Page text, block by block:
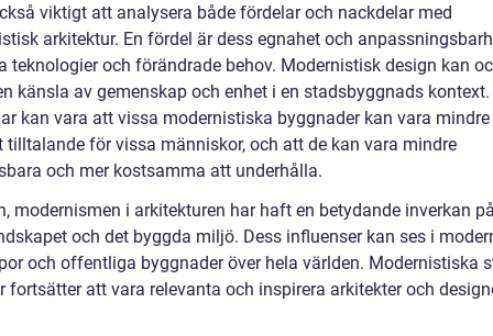
viktigt att analysera både fördelar och nackdelar med
arkitektur. En fördel är dess egnahet och
teknologier och förändrade behov. Modernistisk design kan
känsla av gemenskap och enhet i en stadsbyggnads kontext.
kan vara att vissa modernistiska byggnader kan vara mindre
tilltalande för vissa människor, och att de kan vara mindre
och mer kostsamma att underhålla.
modernismen i arkitekturen har haft en betydande inverkan
och det byggda miljö. Dess influenser kan ses i
och offentliga byggnader över hela världen. Modernistiska
fortsätter att vara relevanta och inspirera arkitekter och